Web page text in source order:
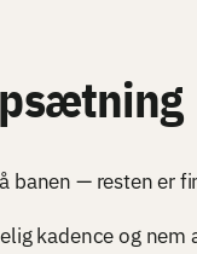
banen — resten er
kadence og